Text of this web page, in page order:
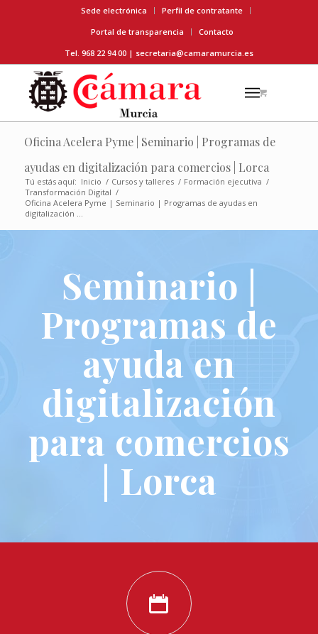
Sede electrónica
Perfil de contratante
Portal de transparencia
Contacto
Tel. 968 22 94 00 | secretaria@camaramurcia.es
Oficina Acelera Pyme | Seminario | Programas de
ayudas en digitalización para comercios | Lorca
Tú estás aquí: Inicio / Cursos y talleres / Formación ejecutiva /
Transformación Digital /
Oficina Acelera Pyme | Seminario | Programas de ayudas en
digitalización ...
Seminario |
Programas de
ayuda en
digitalización
para comercios
| Lorca